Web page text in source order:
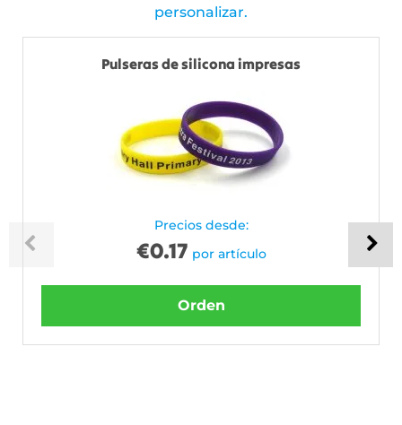
personalizar.
Pulseras de silicona impresas
Precios desde:
€0.17 por artículo
Orden